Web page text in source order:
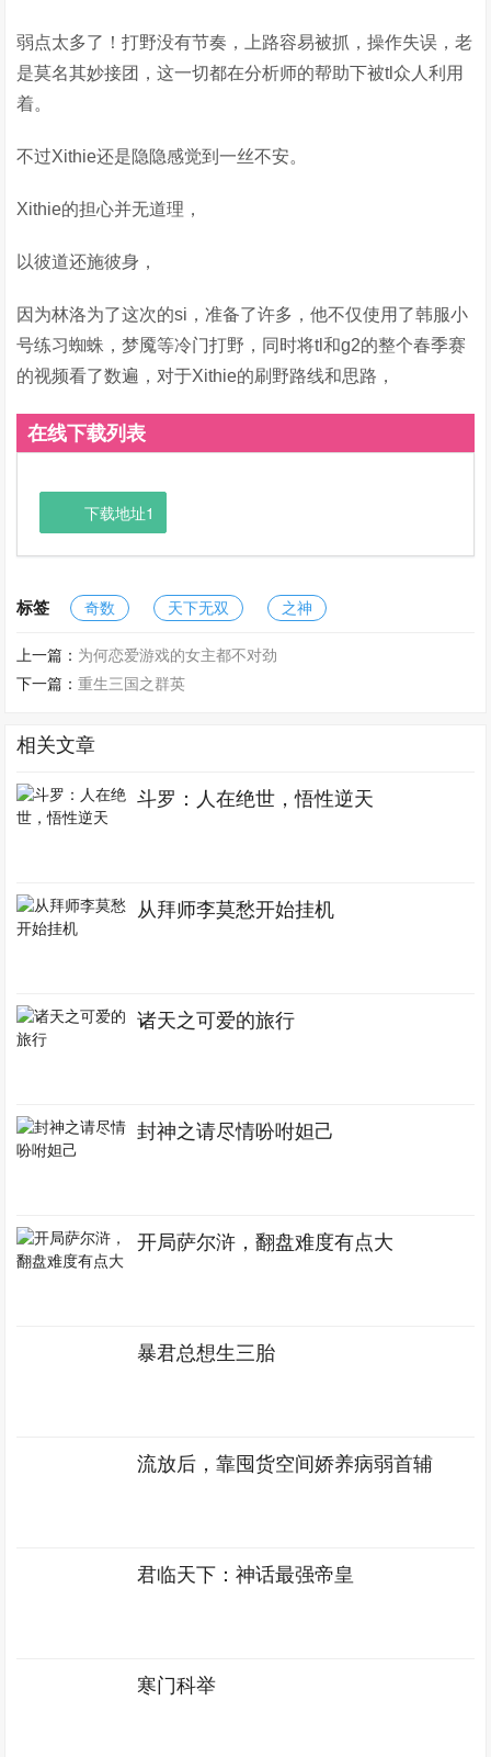
弱点太多了！打野没有节奏，上路容易被抓，操作失误，老
是莫名其妙接团，这一切都在分析师的帮助下被tl众人利用
着。
不过Xithie还是隐隐感觉到一丝不安。
Xithie的担心并无道理，
以彼道还施彼身，
因为林洛为了这次的si，准备了许多，他不仅使用了韩服小
号练习蜘蛛，梦魇等冷门打野，同时将tl和g2的整个春季赛
的视频看了数遍，对于Xithie的刷野路线和思路，
在线下载列表
下载地址1
标签 奇数 天下无双 之神
上一篇： 为何恋爱游戏的女主都不对劲
下一篇：重生三国之群英
相关文章
斗罗：人在绝世，悟性逆天
从拜师李莫愁开始挂机
诸天之可爱的旅行
封神之请尽情吩咐妲己
开局萨尔浒，翻盘难度有点大
暴君总想生三胎
流放后，靠囤货空间娇养病弱首辅
君临天下：神话最强帝皇
寒门科举